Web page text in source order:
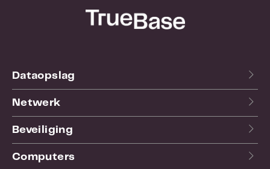
Dataopslag
Netwerk
Beveiliging
Computers